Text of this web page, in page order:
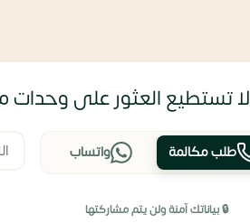
لا تستطيع العثور على وحدات
طلب مكالمة واتساب
🔒 بياناتك آمنة ولن يتم مشاركتها